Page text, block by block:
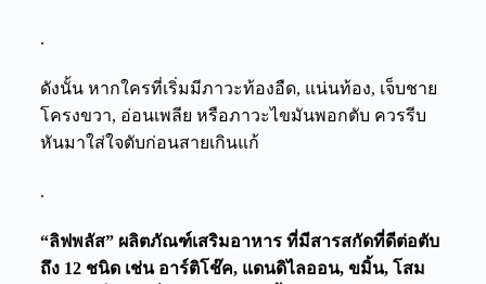
.
ดังนั้น หากใครที่เริ่มมีภาวะท้องอืด, แน่นท้อง, เจ็บชาย
โครงขวา, อ่อนเพลีย หรือภาวะไขมันพอกตับ ควรรีบ
หันมาใส่ใจตับก่อนสายเกินแก้
.
“ลิฟพลัส” ผลิตภัณฑ์เสริมอาหาร ที่มีสารสกัดที่ดีต่อตับ
ถึง 12 ชนิด เช่น อาร์ติโช๊ค, แดนดิไลออน, ขมิ้น, โสม